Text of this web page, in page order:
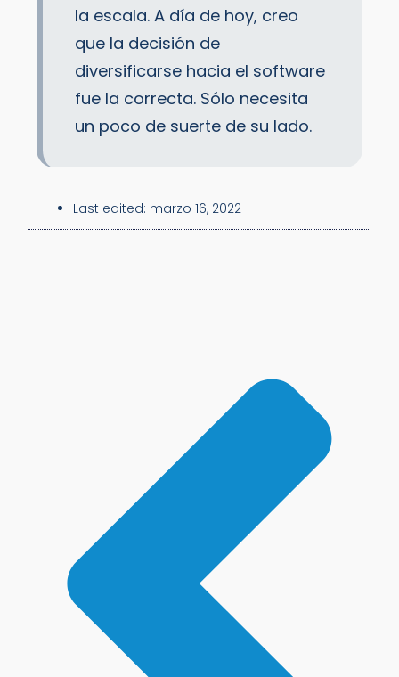
la escala. A día de hoy, creo
que la decisión de
diversificarse hacia el software
fue la correcta. Sólo necesita
un poco de suerte de su lado.
Last edited: marzo 16, 2022